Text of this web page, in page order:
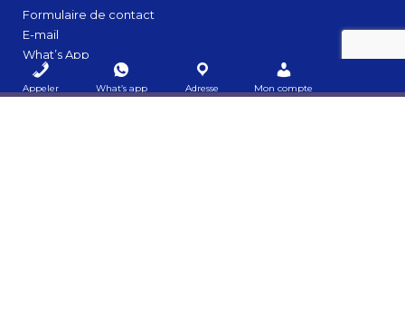
Formulaire de contact
E-mail
What’s App
OFFICE
Appeler What’s app Adresse Mon compte